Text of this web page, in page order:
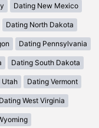
Dating New Mexico
Dating North Dakota
Dating Pennsylvania
Dating South Dakota
Utah Dating Vermont
Dating West Virginia